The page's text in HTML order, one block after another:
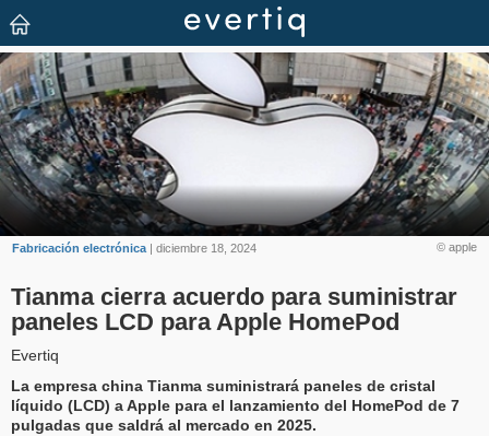
© apple
Fabricación electrónica | diciembre 18, 2024
Tianma cierra acuerdo para suministrar
paneles LCD para Apple HomePod
Evertiq
La empresa china Tianma suministrará paneles de cristal
líquido (LCD) a Apple para el lanzamiento del HomePod de 7
pulgadas que saldrá al mercado en 2025.